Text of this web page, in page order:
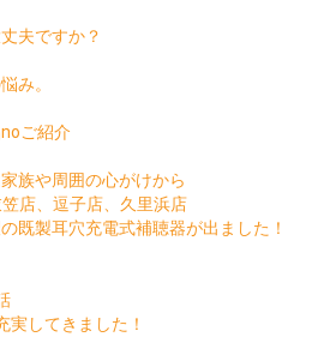
夫ですか？
み。
ご紹介
族や周囲の心がけから
店、逗子店、久里浜店
既製耳穴充電式補聴器が出ました！
実してきました！